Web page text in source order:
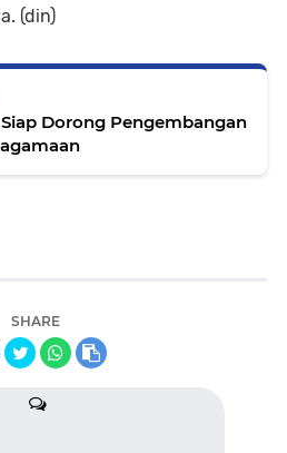
(din)
Dorong Pengembangan
SHARE